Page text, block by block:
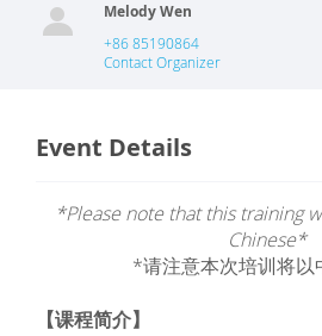
Melody Wen
+86 85190864
Contact Organizer
Event Details
*Please note that this training
Chinese*
*请注意本次培训将以
【课程简介】